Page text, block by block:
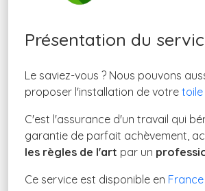
Présentation du
Le saviez-vous ? Nous pouvons
proposer l'installation de votre
C'est l'assurance d'un travail qui
garantie de parfait achèvement,
les règles de l'art par un
Ce service est disponible en France